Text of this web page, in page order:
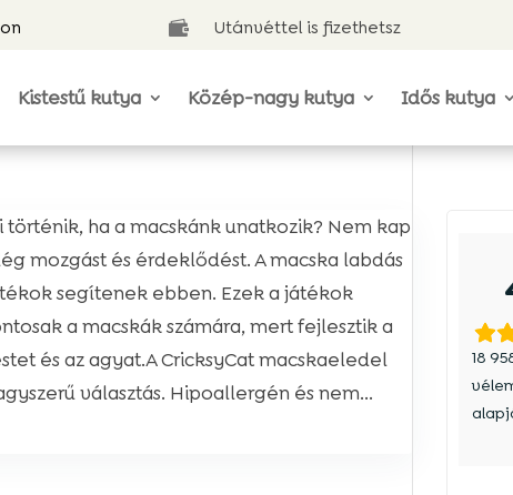
 Utánvéttel is fizethetsz
Kistestű kutya Közép-nagy kutya Idős kutya
történik, ha a macskánk unatkozik? Nem kap
mozgást és érdeklődést. A macska labdás
segítenek ebben. Ezek a játékok
a macskák számára, mert fejlesztik a
és az agyat.A CricksyCat macskaeledel
választás. Hipoallergén és nem...
18